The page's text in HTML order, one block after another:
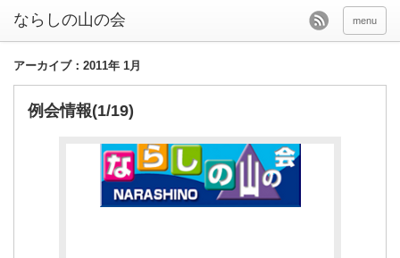
menu
アーカイブ：2011年 1月
例会情報(1/19)